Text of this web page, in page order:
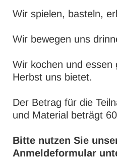
Wir spielen, basteln,
Wir bewegen uns
Wir kochen und essen
Herbst uns bietet.
Der Betrag für die
und Material beträgt
Bitte nutzen Sie
Anmeldeformular